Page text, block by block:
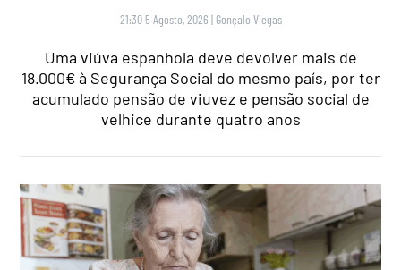
21:30 5 Agosto, 2026 | Gonçalo Viegas
Uma viúva espanhola deve devolver mais de
18.000€ à Segurança Social do mesmo país, por ter
acumulado pensão de viuvez e pensão social de
velhice durante quatro anos